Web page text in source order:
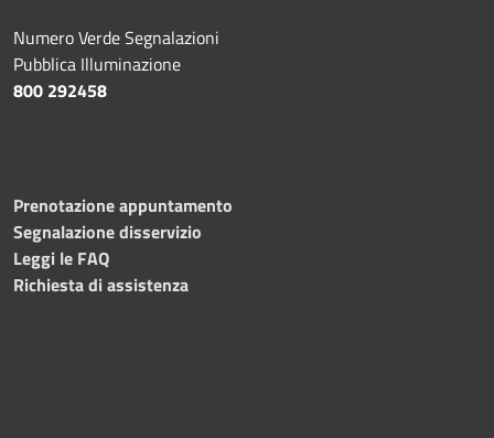
Numero Verde Segnalazioni
Pubblica Illuminazione
800 292458
Prenotazione appuntamento
Segnalazione disservizio
Leggi le FAQ
Richiesta di assistenza